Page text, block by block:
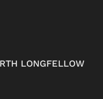
LONGFELLOW